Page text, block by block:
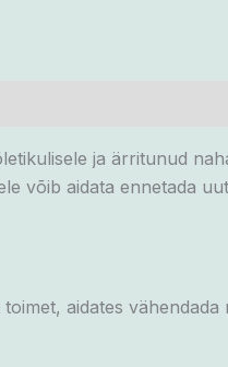
ja ärritunud
võib aidata ennetada
aidates